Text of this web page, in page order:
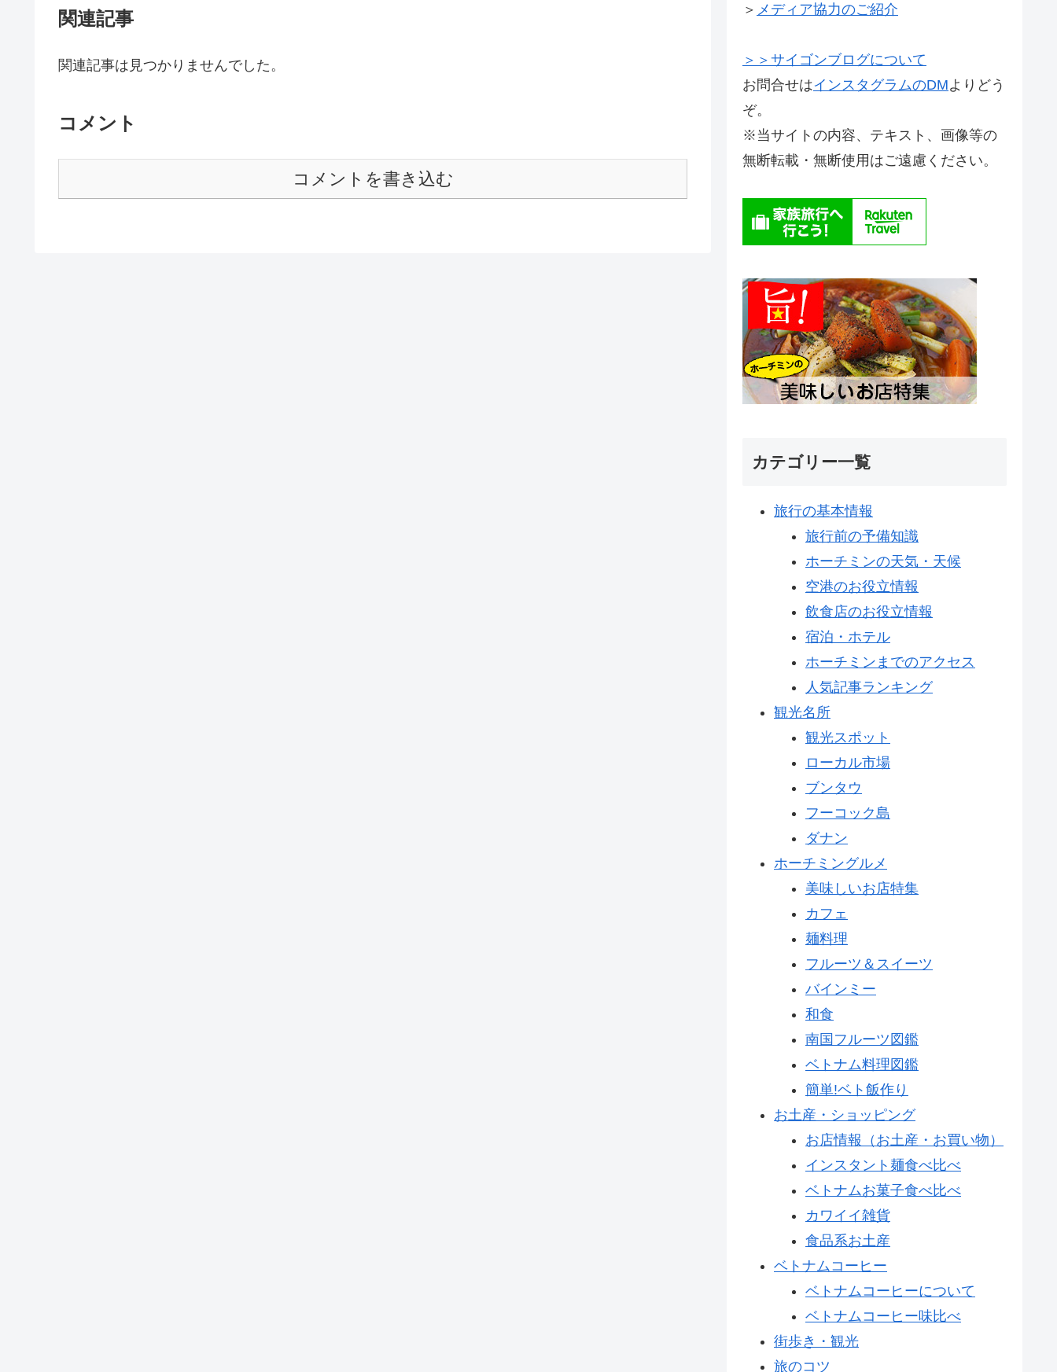
関連記事
関連記事は見つかりませんでした。
コメント
コメントを書き込む
＞ メディア協力のご紹介
＞＞サイゴンブログについて
お問合せはインスタグラムのDMよりどう
ぞ。
※当サイトの内容、テキスト、画像等の
無断転載・無断使用はご遠慮ください。
カテゴリー一覧
旅行の基本情報
旅行前の予備知識
ホーチミンの天気・天候
空港のお役立情報
飲食店のお役立情報
宿泊・ホテル
ホーチミンまでのアクセス
人気記事ランキング
観光名所
観光スポット
ローカル市場
ブンタウ
フーコック島
ダナン
ホーチミングルメ
美味しいお店特集
カフェ
麺料理
フルーツ＆スイーツ
バインミー
和食
南国フルーツ図鑑
ベトナム料理図鑑
簡単!ベト飯作り
お土産・ショッピング
お店情報（お土産・お買い物）
インスタント麺食べ比べ
ベトナムお菓子食べ比べ
カワイイ雑貨
食品系お土産
ベトナムコーヒー
ベトナムコーヒーについて
ベトナムコーヒー味比べ
街歩き・観光
旅のコツ